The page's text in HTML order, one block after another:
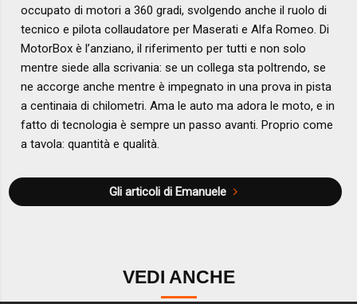
occupato di motori a 360 gradi, svolgendo anche il ruolo di
tecnico e pilota collaudatore per Maserati e Alfa Romeo. Di
MotorBox è l’anziano, il riferimento per tutti e non solo
mentre siede alla scrivania: se un collega sta poltrendo, se
ne accorge anche mentre è impegnato in una prova in pista
a centinaia di chilometri. Ama le auto ma adora le moto, e in
fatto di tecnologia è sempre un passo avanti. Proprio come
a tavola: quantità e qualità.
Gli articoli di Emanuele
VEDI ANCHE